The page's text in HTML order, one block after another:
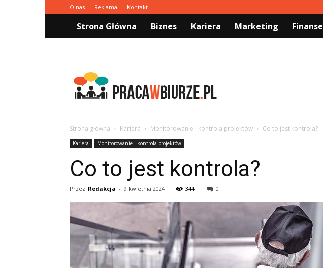
O nas Reklama Kontakt
Strona Główna Biznes Kariera Marketing Finanse
Strona główna Kariera Monitorowanie i kontrola projektów Co to jest kontrola?
Kariera Monitorowanie i kontrola projektów
Co to jest kontrola?
Przez Redakcja - 9 kwietnia 2024 344 0